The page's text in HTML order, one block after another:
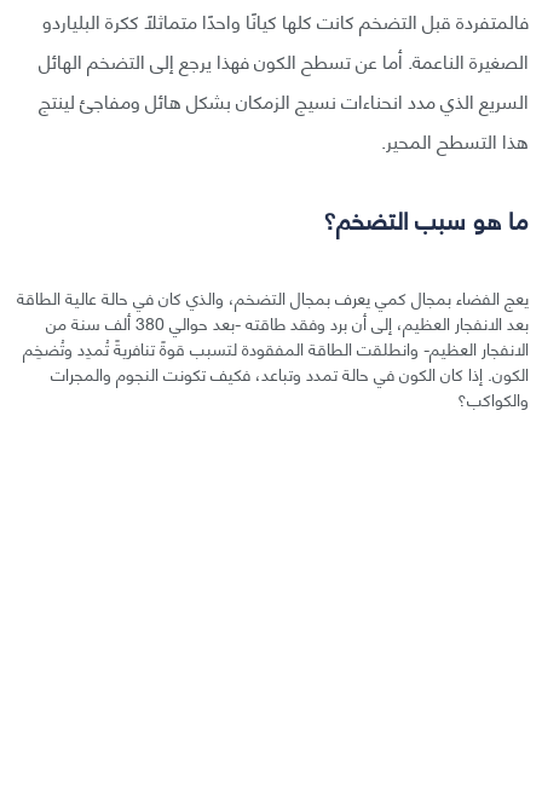
فالمتفردة قبل التضخم كانت كلها كيانًا واحدًا متماثلًا ككرة البلياردو
الصغيرة الناعمة. أما عن تسطح الكون فهذا يرجع إلى التضخم الهائل
السريع الذي مدد انحناءات نسيج الزمكان بشكل هائل ومفاجئ لينتج
هذا التسطح المحير.
ما هو سبب التضخم؟
يعج الفضاء بمجال كمي يعرف بمجال التضخم، والذي كان في حالة عالية الطاقة
بعد الانفجار العظيم، إلى أن برد وفقد طاقته -بعد حوالي 380 ألف سنة من
الانفجار العظيم- وانطلقت الطاقة المفقودة لتسبب قوةً تنافريةً تُمدِد وتُضخِم
الكون. إذا كان الكون في حالة تمدد وتباعد، فكيف تكونت النجوم والمجرات
والكواكب؟